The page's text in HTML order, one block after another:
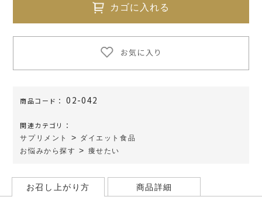
カゴに入れる
お気に入り
商品コード： 02-042
関連カテゴリ：
サプリメント > ダイエット食品
お悩みから探す > 痩せたい
お召し上がり方 商品詳細